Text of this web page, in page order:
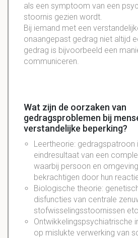
als een symptoom van een
stoornis gezien wordt.
Bij iemand met een
onaangepast gedrag niet altijd
gedrag is bijvoorbeeld een
communiceren.
Wat zijn de oorzaken van
gedragsproblemen bij
verstandelijke beperking?
Leertheorie: gedragspatroon
eindresultaat van een
waarbij persoon en
bekrachtigen door hun
Biologische theorie:
disfuncties van centrale
stofwisselingsstoornissen
Ontwikkelingspsychiatrische
op mislukte verwerking van